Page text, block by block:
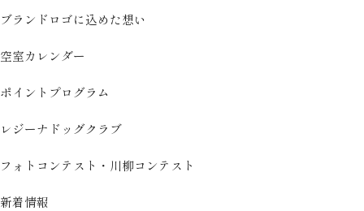
ブランドロゴに込めた想い
空室カレンダー
ポイントプログラム
レジーナドッグクラブ
フォトコンテスト・川柳コンテスト
新着情報